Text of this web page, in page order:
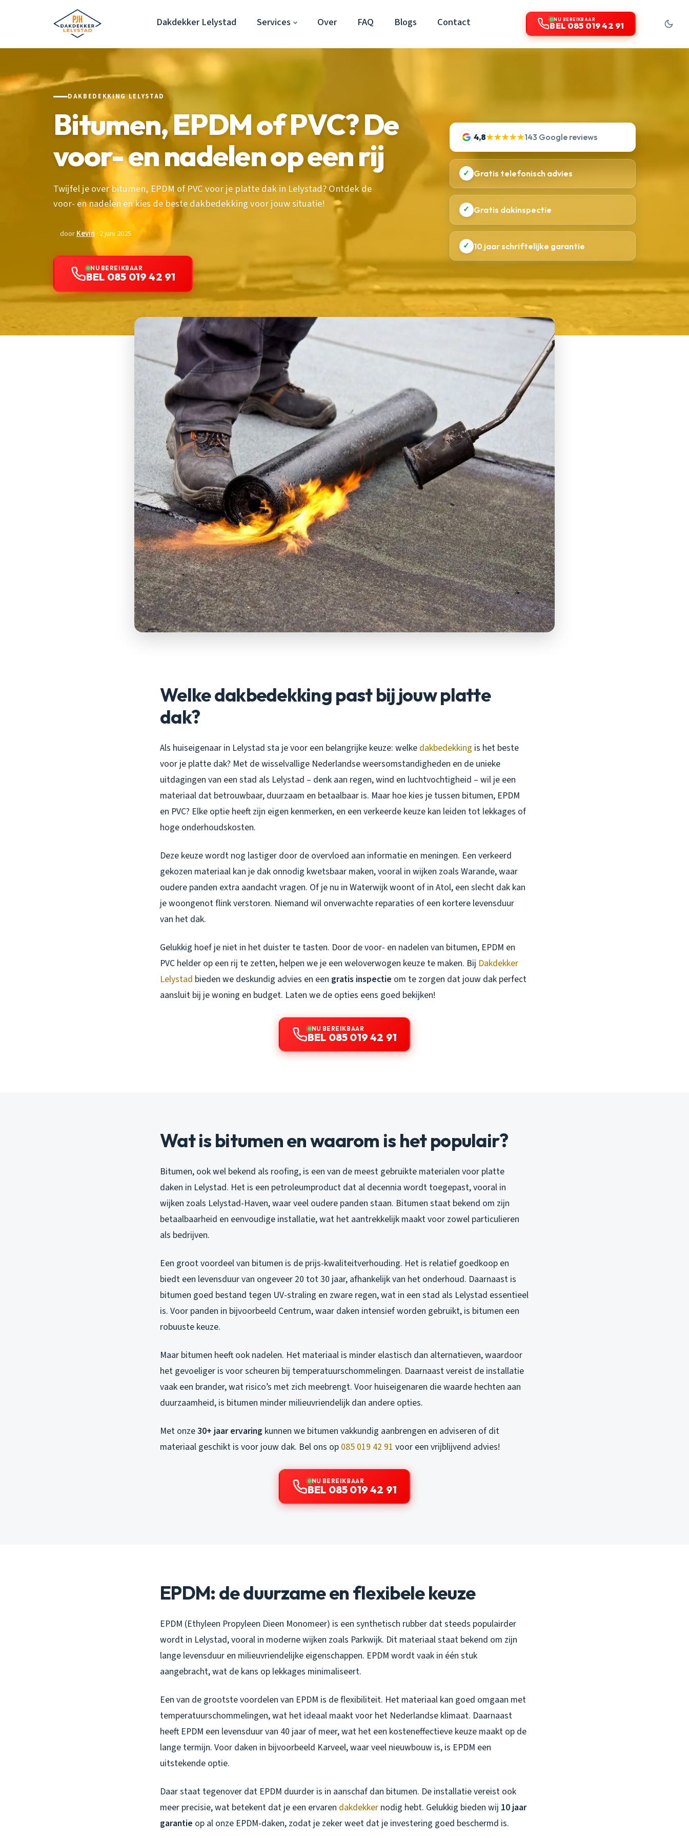
Dakdekker Lelystad Services Over FAQ Blogs Contact NU BEREIKBAAR
BEL 085 019 42 91
DAKBEDEKKING LELYSTAD
Bitumen, EPDM of PVC? De
voor- en nadelen op een rij
Twijfel je over bitumen, EPDM of PVC voor je platte dak in Lelystad? Ontdek de
voor- en nadelen en kies de beste dakbedekking voor jouw situatie!
doorKevin · 2 juni 2025
NU BEREIKBAAR
BEL 085 019 42 91
4,8★★★★★143 Google reviews
✓ Gratis telefonisch advies
✓ Gratis dakinspectie
✓ 10 jaar schriftelijke garantie
Welke dakbedekking past bij jouw platte
dak?
Als huiseigenaar in Lelystad sta je voor een belangrijke keuze: welke dakbedekking is het beste
voor je platte dak? Met de wisselvallige Nederlandse weersomstandigheden en de unieke
uitdagingen van een stad als Lelystad – denk aan regen, wind en luchtvochtigheid – wil je een
materiaal dat betrouwbaar, duurzaam en betaalbaar is. Maar hoe kies je tussen bitumen, EPDM
en PVC? Elke optie heeft zijn eigen kenmerken, en een verkeerde keuze kan leiden tot lekkages of
hoge onderhoudskosten.
Deze keuze wordt nog lastiger door de overvloed aan informatie en meningen. Een verkeerd
gekozen materiaal kan je dak onnodig kwetsbaar maken, vooral in wijken zoals Warande, waar
oudere panden extra aandacht vragen. Of je nu in Waterwijk woont of in Atol, een slecht dak kan
je woongenot flink verstoren. Niemand wil onverwachte reparaties of een kortere levensduur
van het dak.
Gelukkig hoef je niet in het duister te tasten. Door de voor- en nadelen van bitumen, EPDM en
PVC helder op een rij te zetten, helpen we je een weloverwogen keuze te maken. Bij Dakdekker
Lelystad bieden we deskundig advies en een gratis inspectie om te zorgen dat jouw dak perfect
aansluit bij je woning en budget. Laten we de opties eens goed bekijken!
NU BEREIKBAAR
BEL 085 019 42 91
Wat is bitumen en waarom is het populair?
Bitumen, ook wel bekend als roofing, is een van de meest gebruikte materialen voor platte
daken in Lelystad. Het is een petroleumproduct dat al decennia wordt toegepast, vooral in
wijken zoals Lelystad-Haven, waar veel oudere panden staan. Bitumen staat bekend om zijn
betaalbaarheid en eenvoudige installatie, wat het aantrekkelijk maakt voor zowel particulieren
als bedrijven.
Een groot voordeel van bitumen is de prijs-kwaliteitverhouding. Het is relatief goedkoop en
biedt een levensduur van ongeveer 20 tot 30 jaar, afhankelijk van het onderhoud. Daarnaast is
bitumen goed bestand tegen UV-straling en zware regen, wat in een stad als Lelystad essentieel
is. Voor panden in bijvoorbeeld Centrum, waar daken intensief worden gebruikt, is bitumen een
robuuste keuze.
Maar bitumen heeft ook nadelen. Het materiaal is minder elastisch dan alternatieven, waardoor
het gevoeliger is voor scheuren bij temperatuurschommelingen. Daarnaast vereist de installatie
vaak een brander, wat risico’s met zich meebrengt. Voor huiseigenaren die waarde hechten aan
duurzaamheid, is bitumen minder milieuvriendelijk dan andere opties.
Met onze30+ jaar ervaring kunnen we bitumen vakkundig aanbrengen en adviseren of dit
materiaal geschikt is voor jouw dak. Bel ons op 085 019 42 91 voor een vrijblijvend advies!
NU BEREIKBAAR
BEL 085 019 42 91
EPDM: de duurzame en flexibele keuze
EPDM (Ethyleen Propyleen Dieen Monomeer) is een synthetisch rubber dat steeds populairder
wordt in Lelystad, vooral in moderne wijken zoals Parkwijk. Dit materiaal staat bekend om zijn
lange levensduur en milieuvriendelijke eigenschappen. EPDM wordt vaak in één stuk
aangebracht, wat de kans op lekkages minimaliseert.
Een van de grootste voordelen van EPDM is de flexibiliteit. Het materiaal kan goed omgaan met
temperatuurschommelingen, wat het ideaal maakt voor het Nederlandse klimaat. Daarnaast
heeft EPDM een levensduur van 40 jaar of meer, wat het een kosteneffectieve keuze maakt op de
lange termijn. Voor daken in bijvoorbeeld Karveel, waar veel nieuwbouw is, is EPDM een
uitstekende optie.
Daar staat tegenover dat EPDM duurder is in aanschaf dan bitumen. De installatie vereist ook
meer precisie, wat betekent dat je een ervaren dakdekker nodig hebt. Gelukkig bieden wij 10 jaar
garantie op al onze EPDM-daken, zodat je zeker weet dat je investering goed beschermd is.